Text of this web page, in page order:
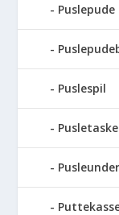
Puslepude
Puslespil
Pusletaske